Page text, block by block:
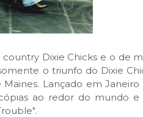
Dixie Chicks e o de
o triunfo do Dixie
Lançado em Janeiro
ao redor do mundo e